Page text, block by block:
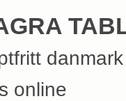
danmark
online